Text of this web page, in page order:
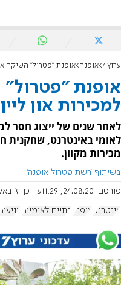
ערוץ 7 אופנה אופנת "פטרול" השיקה
אופנת
למכירות און ליין
לאחר שנים של ייצוג חסר
לאומי באינטרנט,
מכירות מקוון.
בשיתוף 'רשת פטרול אופנה'
פורסם: 24.08.20, 11:29 עודכן: ז' באלול
אינטרנט אופנה דתיים לאומיים צניעות